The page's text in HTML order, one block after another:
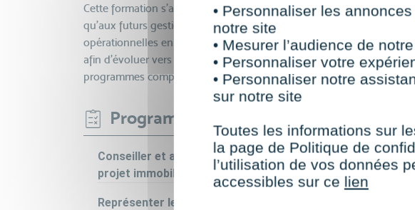
Cette formation s’adresse aux professionnels en reconversion, aux
qu’aux futurs gestionnaires d’actifs souhaitant acquérir ou renforcer
opérationnelles en conception, gestion juridique, valorisation et
afin d’évoluer vers des fonctions à responsabilité dans le
programmes complexes.
Programme
Conseiller et accompagner des clients particuliers et/ ou
projet immobilier durable
Représenter les intérêts d’un mandant ou d’un collectif
• Personnaliser les
notre site
• Mesurer l’audience de
• Personnaliser votre
• Personnaliser notre
sur notre site
Toutes les informations sur
la page de Politique de
l’utilisation de vos données
accessibles sur ce lien